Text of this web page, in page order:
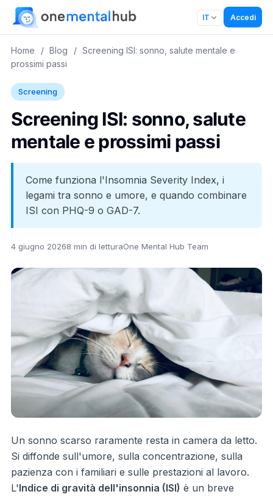
IT Accedi
Home / Blog / Screening ISI: sonno, salute mentale e
prossimi passi
Screening
Screening ISI: sonno, salute
mentale e prossimi passi
Come funziona l'Insomnia Severity Index, i
legami tra sonno e umore, e quando combinare
ISI con PHQ-9 o GAD-7.
4 giugno 20268 min di letturaOne Mental Hub Team
Un sonno scarso raramente resta in camera da letto.
Si diffonde sull'umore, sulla concentrazione, sulla
pazienza con i familiari e sulle prestazioni al lavoro.
L'Indice di gravità dell'insonnia (ISI) è un breve